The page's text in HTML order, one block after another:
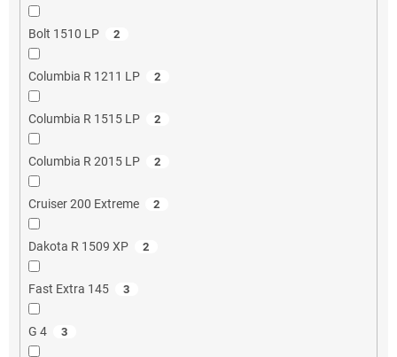
Bolt 1510 LP 2
Columbia R 1211 LP 2
Columbia R 1515 LP 2
Columbia R 2015 LP 2
Cruiser 200 Extreme 2
Dakota R 1509 XP 2
Fast Extra 145 3
G 4 3